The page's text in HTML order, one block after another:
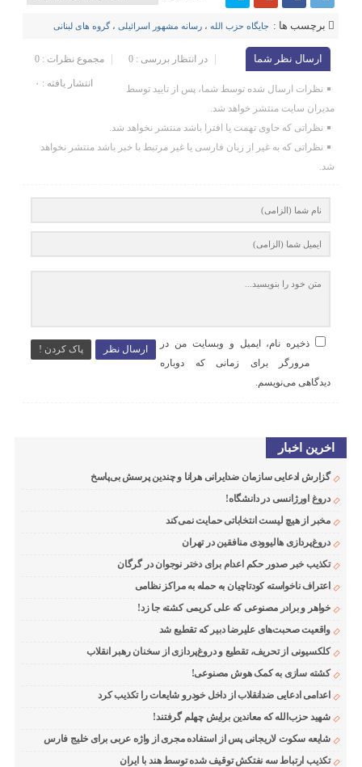
برچسب ها : جایگاه حزب الله ،رسانه مشهور اسرائیلی ،گروه های لبنانی
ارسال نظر شما مجموع نظرات : 0 در انتظار بررسی : 0
انتشار یافته : ۰
نظرات ارسال شده توسط شما، پس از تایید توسط
مدیران سایت منتشر خواهد شد.
نظراتی که حاوی تهمت یا افترا باشد منتشر نخواهد شد.
نظراتی که به غیر از زبان فارسی یا غیر مرتبط با خبر باشد منتشر نخواهد
شد.
ارسال نظر پاک کردن !
ذخیره نام، ایمیل و وبسایت من در
مرورگر برای زمانی که دوباره
دیدگاهی می‌نویسم.
اخرین اخبار
گزارش ادعایی سازمان ضدایرانی هرانا و چندین پرسش بی‌پاسخ
دروغ اورژانسی در دانشگاه!
مخبر از هیچ لیست انتخاباتی حمایت نمی‌کند
دروغ‌پردازی هالیوودی منافقین در تهران
تکذیب خبر صدور حکم اعدام برای دختر نوجوان در گرگان
اعتراف ناخواسته کودتاچیان به حمله به مراکز نظامی
خواهر و برادر مصنوعی که علی کریمی کشته جا زد!
واقعیت صحبت‌های علیرضا دبیر که تقطیع شد
کلکسیونی از تحریف، تقطیع و دروغ‌پردازی از سخنان رهبر انقلاب
کشته سازی به کمک هوش مصنوعی!
اعدامی ادعایی ضدانقلاب از داخل خودرو شایعات را تکذیب کرد
شهید حزب‌الله که معاندین برایش چهلم گرفتند!
شایعه سکوت لاریجانی پس از استفاده مجری از واژه عربی برای خلیج فارس
تکذیب ارتباط سه نفتکش توقیف شده توسط هند با ایران